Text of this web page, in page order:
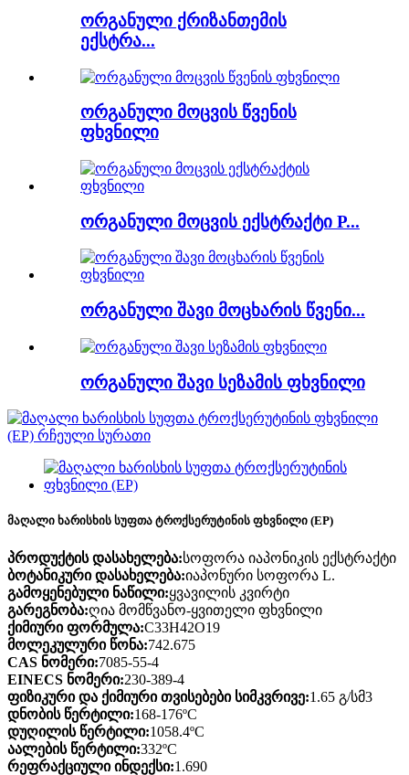
ორგანული ქრიზანთემის
ექსტრა...
ორგანული მოცვის წვენის
ფხვნილი
ორგანული მოცვის ექსტრაქტი P...
ორგანული შავი მოცხარის წვენი...
ორგანული შავი სეზამის ფხვნილი
მაღალი ხარისხის სუფთა ტროქსერუტინის ფხვნილი (EP)
პროდუქტის დასახელება:სოფორა იაპონიკის ექსტრაქტი
ბოტანიკური დასახელება:იაპონური სოფორა L.
გამოყენებული ნაწილი:ყვავილის კვირტი
გარეგნობა:ღია მომწვანო-ყვითელი ფხვნილი
ქიმიური ფორმულა:C33H42O19
მოლეკულური წონა:742.675
CAS ნომერი:7085-55-4
EINECS ნომერი:230-389-4
ფიზიკური და ქიმიური თვისებები სიმკვრივე:1.65 გ/სმ3
დნობის წერტილი:168-176ºC
დუღილის წერტილი:1058.4ºC
აალების წერტილი:332ºC
რეფრაქციული ინდექსი:1.690